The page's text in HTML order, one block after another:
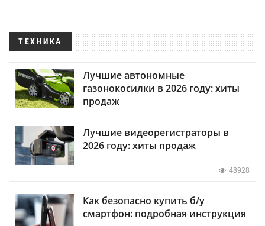
ТЕХНИКА
Лучшие автономные
газонокосилки в 2026 году: хиты
продаж
Лучшие видеорегистраторы в
2026 году: хиты продаж
48928
Как безопасно купить б/у
смартфон: подробная инструкция